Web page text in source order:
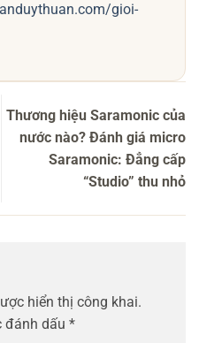
gioi-
Thương hiệu Saramonic của
nước nào? Đánh giá micro
Saramonic: Đẳng cấp
“Studio” thu nhỏ
hiển thị công khai.
đánh dấu *